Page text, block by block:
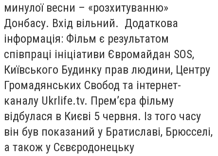
минулої весни – «розхитуванню»
Донбасу. Вхід вільний. Додаткова
інформація: Фільм є результатом
співпраці ініціативи Євромайдан SOS,
Київського Будинку прав людини, Центру
Громадянських Свобод та інтернет-
каналу Ukrlife.tv. Прем’єра фільму
відбулася в Києві 5 червня. Із того часу
він був показаний у Братиславі, Брюсселі,
а також у Сєвєродонецьку